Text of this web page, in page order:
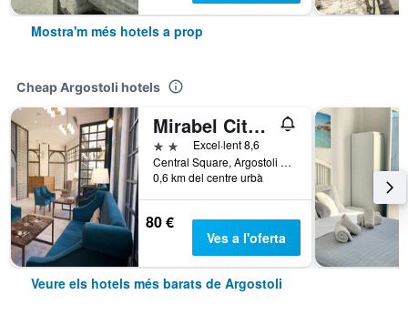
Mostra'm més hotels a prop
Cheap Argostoli hotels
Mirabel Citycenter Hotel
2 estrellesExcel·lent 8,6
Central Square, Argostoli 1, Argostoli, Grècia
0,6 km del centre urbà
80 €
Ves a l'oferta
Veure els hotels més barats de Argostoli